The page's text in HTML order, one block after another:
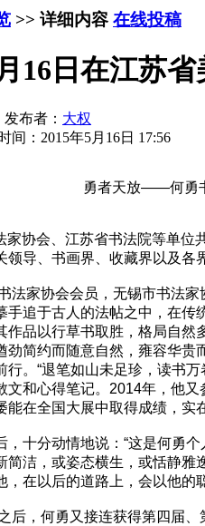
>> 详细内容 在线投稿
日在江苏省
布者： 大权
间：2015年5月16日 17:56
勇者天放——何勇
会、江苏省书法院等单位
导、书画界、收藏界以及各
家协会会员，无锡市书法家
追于古人的法帖之中，在
品以行草书取胜，格局自
简约而随意自然，雍容华
。“退笔如山未足珍，读书
和心得笔记。2014年，他
在全国大展中取得成绩，实
分动情地说：“这是何勇
洁，或姿态横生，或恬静
在以后的道路上，会以他
，何勇又接连获得第四届、